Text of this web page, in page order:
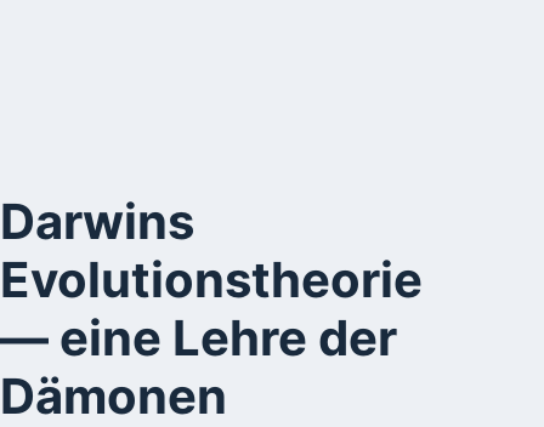
Darwins
Evolutionstheorie
— eine Lehre der
Dämonen